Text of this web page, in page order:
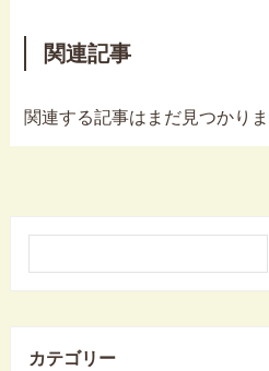
関連記事
関連する記事はまだ見つかりま
カテゴリー